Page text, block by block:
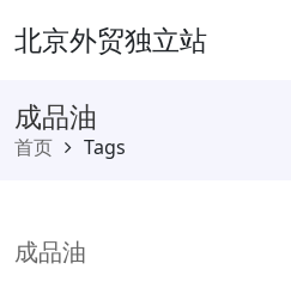
北京外贸独立站
成品油
首页 Tags
成品油